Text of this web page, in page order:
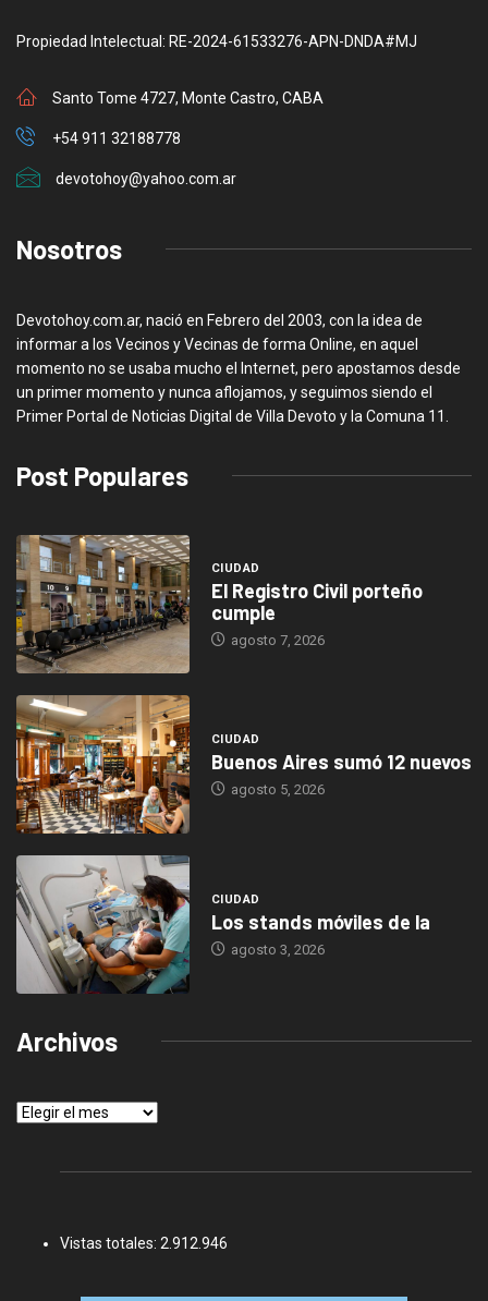
Propiedad Intelectual: RE-2024-61533276-APN-DNDA#MJ
Santo Tome 4727, Monte Castro, CABA
+54 911 32188778
devotohoy@yahoo.com.ar
Nosotros
Devotohoy.com.ar, nació en Febrero del 2003, con la idea de
informar a los Vecinos y Vecinas de forma Online, en aquel
momento no se usaba mucho el Internet, pero apostamos desde
un primer momento y nunca aflojamos, y seguimos siendo el
Primer Portal de Noticias Digital de Villa Devoto y la Comuna 11.
Post Populares
CIUDAD
El Registro Civil porteño
cumple
agosto 7, 2026
CIUDAD
Buenos Aires sumó 12 nuevos
agosto 5, 2026
CIUDAD
Los stands móviles de la
agosto 3, 2026
Archivos
Archivos
Vistas totales: 2.912.946